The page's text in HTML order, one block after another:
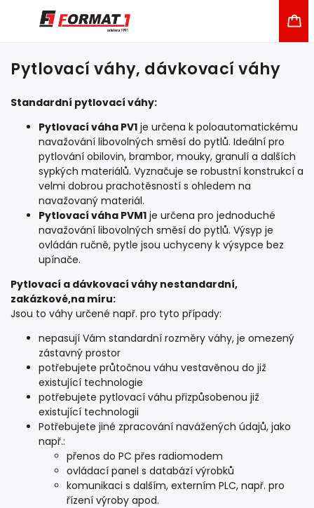
Pytlovací váhy, dávkovací váhy
Standardní pytlovací váhy:
Pytlovací váha PV1 je určena k poloautomatickému
navažování libovolných směsí do pytlů. Ideální pro
pytlování obilovin, brambor, mouky, granulí a dalších
sypkých materiálů. Vyznačuje se robustní konstrukcí a
velmi dobrou prachotěsností s ohledem na
navažovaný materiál.
Pytlovací váha PVM1 je určena pro jednoduché
navažování libovolných směsí do pytlů. Výsyp je
ovládán ručně, pytle jsou uchyceny k výsypce bez
upínače.
Pytlovací a dávkovací váhy nestandardní,
zakázkové,na míru:
Jsou to váhy určené např. pro tyto případy:
nepasují Vám standardní rozměry váhy, je omezený
zástavný prostor
potřebujete průtočnou váhu vestavěnou do již
existující technologie
potřebujete pytlovací váhu přizpůsobenou již
existující technologii
Potřebujete jiné zpracování navážených údajů, jako
např.:
přenos do PC přes radiomodem
ovládací panel s databází výrobků
komunikaci s dalším, externím PLC, např. pro
řízení výroby apod.